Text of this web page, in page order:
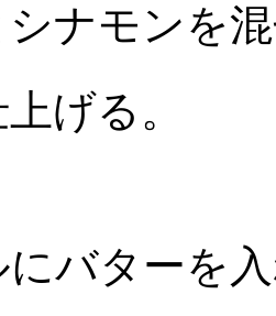
ナモンを
げる。
にバターを